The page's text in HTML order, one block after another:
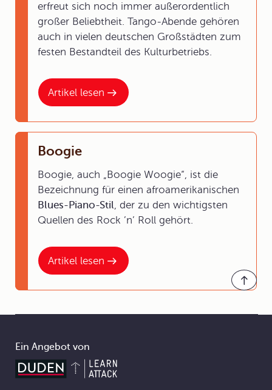
Artikel lesen
erfreut sich noch immer außerordentlich
großer Beliebtheit. Tango-Abende gehören
auch in vielen deutschen Großstädten zum
festen Bestandteil des Kulturbetriebs.
Artikel lesen
Boogie
Boogie, auch „Boogie Woogie“, ist die
Bezeichnung für einen afroamerikanischen
Blues-Piano-Stil, der zu den wichtigsten
Quellen des Rock ’n’ Roll gehört.
Ein Angebot von